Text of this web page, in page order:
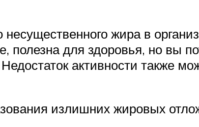
несущественного жира в
полезна для здоровья, но вы
активности также
излишних жировых